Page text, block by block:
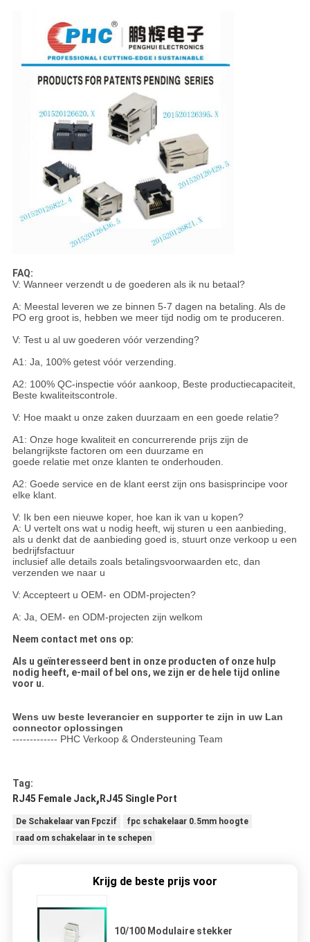
FAQ:
V: Wanneer verzendt u de goederen als ik nu betaal?
A: Meestal leveren we ze binnen 5-7 dagen na betaling. Als de
PO erg groot is, hebben we meer tijd nodig om te produceren.
V: Test u al uw goederen vóór verzending?
A1: Ja, 100% getest vóór verzending.
A2: 100% QC-inspectie vóór aankoop, Beste productiecapaciteit,
Beste kwaliteitscontrole.
V: Hoe maakt u onze zaken duurzaam en een goede relatie?
A1: Onze hoge kwaliteit en concurrerende prijs zijn de
belangrijkste factoren om een ​​duurzame en
goede relatie met onze klanten te onderhouden.
A2: Goede service en de klant eerst zijn ons basisprincipe voor
elke klant.
V: Ik ben een nieuwe koper, hoe kan ik van u kopen?
A: U vertelt ons wat u nodig heeft, wij sturen u een aanbieding,
als u denkt dat de aanbieding goed is, stuurt onze verkoop u een
bedrijfsfactuur
inclusief alle details zoals betalingsvoorwaarden etc, dan
verzenden we naar u
V: Accepteert u OEM- en ODM-projecten?
A: Ja, OEM- en ODM-projecten zijn welkom
Neem contact met ons op:
Als u geïnteresseerd bent in onze producten of onze hulp
nodig heeft, e-mail of bel ons, we zijn er de hele tijd online
voor u.
Wens uw beste leverancier en supporter te zijn in uw Lan
connector oplossingen
------------- PHC Verkoop & Ondersteuning Team
Tag:
RJ45 Female Jack, RJ45 Single Port
De Schakelaar van Fpczif
fpc schakelaar 0.5mm hoogte
raad om schakelaar in te schepen
Krijg de beste prijs voor
10/100 Modulaire stekker